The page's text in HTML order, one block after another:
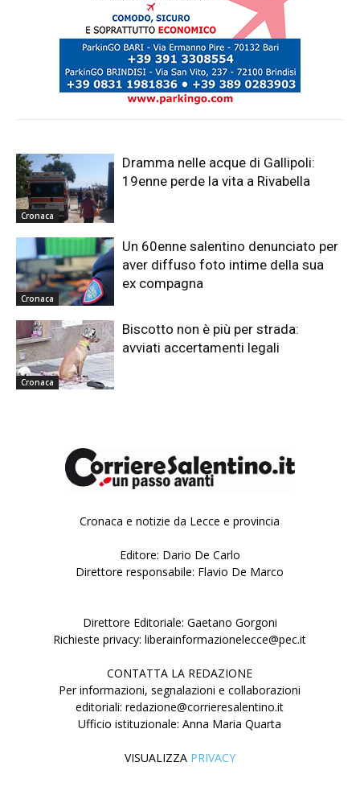
Cronaca
Dramma nelle acque di Gallipoli:
19enne perde la vita a Rivabella
Cronaca
Un 60enne salentino denunciato per
aver diffuso foto intime della sua
ex compagna
Cronaca
Biscotto non è più per strada:
avviati accertamenti legali
Cronaca e notizie da Lecce e provincia
Editore: Dario De Carlo
Direttore responsabile: Flavio De Marco
Direttore Editoriale: Gaetano Gorgoni
Richieste privacy: liberainformazionelecce@pec.it
CONTATTA LA REDAZIONE
Per informazioni, segnalazioni e collaborazioni
editoriali: redazione@corrieresalentino.it
Ufficio istituzionale: Anna Maria Quarta
VISUALIZZA PRIVACY